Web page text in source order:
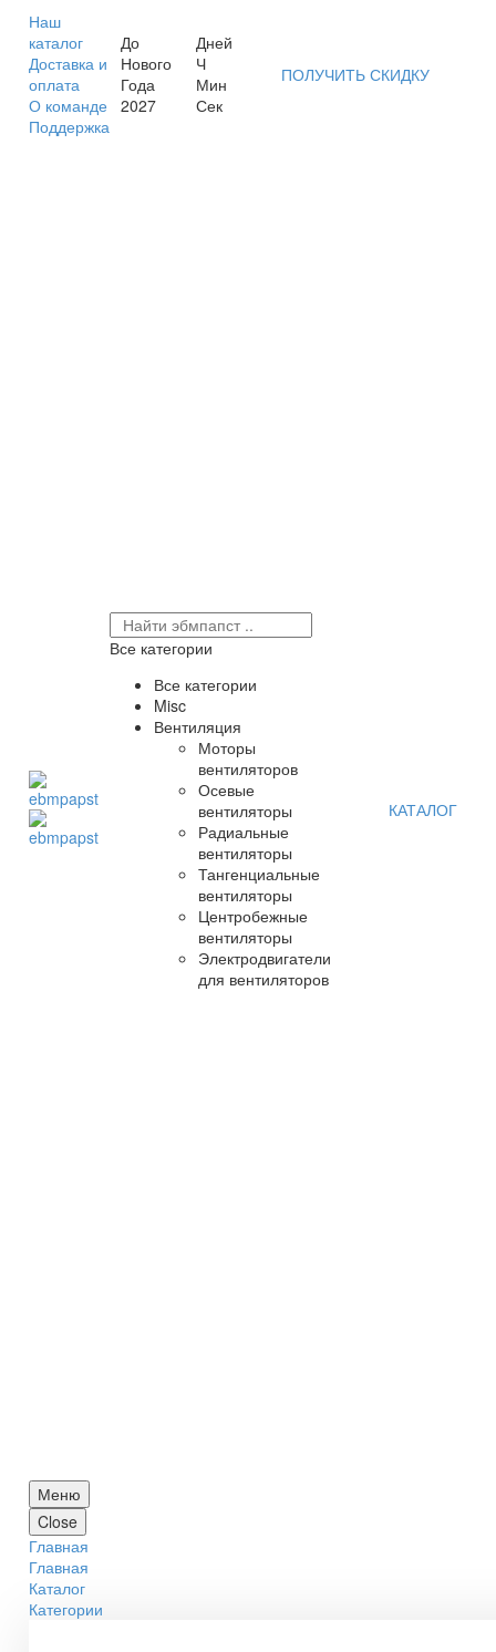
Наш
каталог
Доставка и
оплата
О команде
Поддержка
До
Нового
Года
2027
Дней
Ч
Мин
Сек
ПОЛУЧИТЬ СКИДКУ
Все категории
Все категории
Misc
Вентиляция
Моторы
вентиляторов
Осевые
вентиляторы
Радиальные
вентиляторы
Тангенциальные
вентиляторы
Центробежные
вентиляторы
Электродвигатели
для вентиляторов
КАТАЛОГ
Меню
Close
Главная
Главная
Каталог
Категории